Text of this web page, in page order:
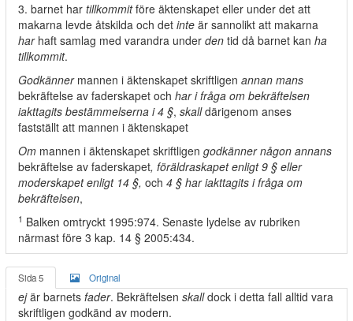
3. barnet har tillkommitföre äktenskapet eller under det att
makarna levde åtskilda och det inte är sannolikt att makarna
harhaft samlag med varandra under den tid då barnet kan ha
tillkommit.
Godkännermannen i äktenskapet skriftligen annan mans
bekräftelse av faderskapet och har i fråga om bekräftelsen
iakttagits bestämmelserna i 4 §, skalldärigenom anses
fastställt att mannen i äktenskapet
Om mannen i äktenskapet skriftligen godkänner någon annans
bekräftelse av faderskapet, föräldraskapet enligt 9 § eller
moderskapet enligt 14 §, och 4 § har iakttagits i fråga om
bekräftelsen,
1 Balken omtryckt 1995:974. Senaste lydelse av rubriken
närmast före 3 kap. 14 § 2005:434.
Sida 5 Original
ejär barnets fader. Bekräftelsen skalldock i detta fall alltid vara
skriftligen godkänd av modern.